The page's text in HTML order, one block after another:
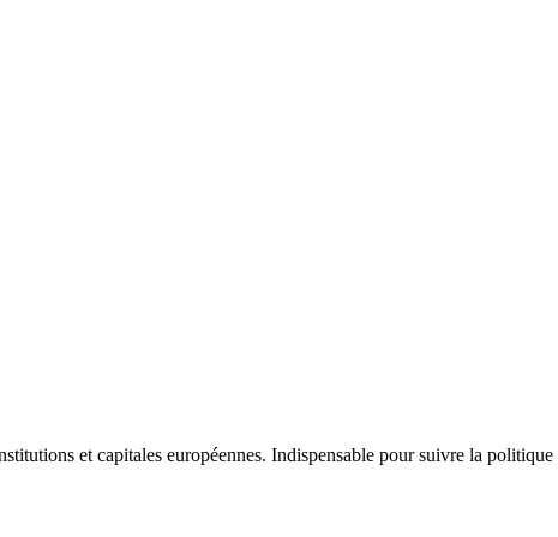
et capitales européennes. Indispensable pour suivre la politique